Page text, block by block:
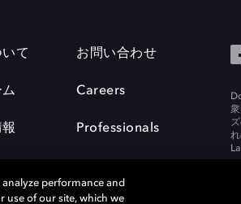
いて お問い合わせ
Careers
Professionals
performance and
use of our site, which we